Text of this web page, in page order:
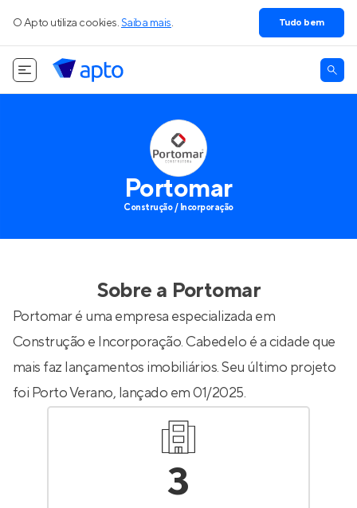
O Apto utiliza cookies. Saiba mais. Tudo bem
Portomar
Construção / Incorporação
Sobre a Portomar
Portomar é uma empresa especializada em
Construção e Incorporação. Cabedelo é a cidade que
mais faz lançamentos imobiliários. Seu último projeto
foi Porto Verano, lançado em 01/2025.
3